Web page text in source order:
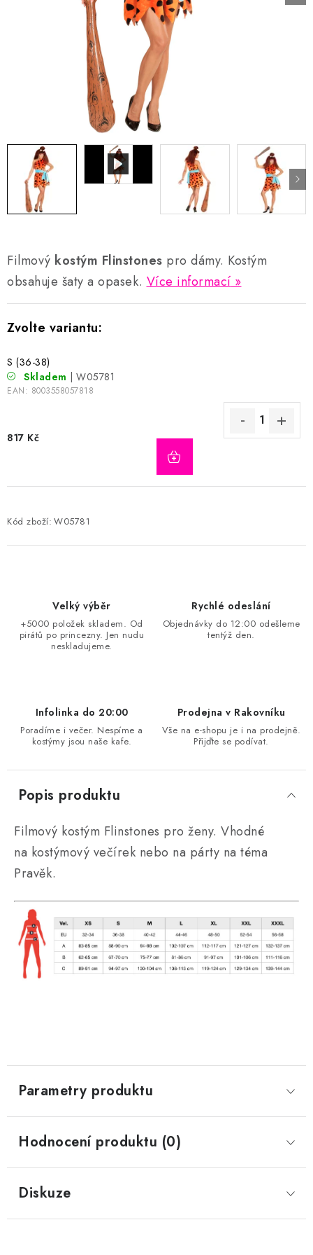
Nejčastější otázky a odpovědi
Doprava a poštovné
Vrácení a reklamace
Obchodní podmínky
Podmínky ochrany osobních údajů
Filmový kostým Flinstones pro dámy. Kostým
obsahuje šaty a opasek. Více informací
S (36-38)
Skladem | W05781
EAN: 8003558057818
817 Kč
Kód zboží: W05781
Velký výběr
+5000 položek skladem. Od
pirátů po princezny. Jen nudu
neskladujeme.
Rychlé odeslání
Objednávky do 12:00 odešleme
tentýž den.
Infolinka do 20:00
Poradíme i večer. Nespíme a
kostýmy jsou naše kafe.
Prodejna v Rakovníku
Vše na e-shopu je i na prodejně.
Přijďte se podívat.
Popis produktu
Filmový kostým Flinstones pro ženy. Vhodné
na kostýmový večírek nebo na párty na téma
Pravěk.
Parametry produktu
Hodnocení produktu (0)
Diskuze